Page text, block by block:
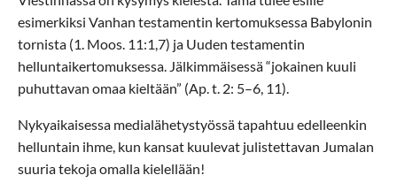
esimerkiksi Vanhan testamentin kertomuksessa Babylonin
tornista (1. Moos. 11:1,7) ja Uuden testamentin
helluntaikertomuksessa. Jälkimmäisessä “jokainen kuuli
puhuttavan omaa kieltään” (Ap. t. 2: 5–6, 11).
Nykyaikaisessa medialähetystyössä tapahtuu edelleenkin
helluntain ihme, kun kansat kuulevat julistettavan Jumalan
suuria tekoja omalla kielellään!